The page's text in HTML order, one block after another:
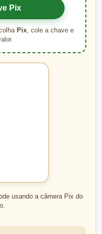
Pix
Pix, cole a chave e
usando a câmera Pix do